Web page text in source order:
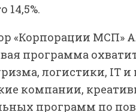
14,5%.
«Корпорации МСП»
программа
логистики, IT и
компании,
программ по